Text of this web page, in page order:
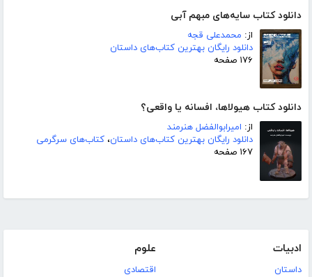
دانلود کتاب سایه‌های مبهم آبی
از: محمدعلی قجه
دانلود رایگان بهترین کتاب‌های داستان
۱۷۶ صفحه
دانلود کتاب هیولاها، افسانه یا واقعی؟
از: امیرابوالفضل هنرمند
دانلود رایگان بهترین کتاب‌های داستان، کتاب‌های سرگرمی
۱۶۷ صفحه
ادبیات
داستان
علوم
اقتصادی